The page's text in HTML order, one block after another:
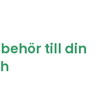
till din